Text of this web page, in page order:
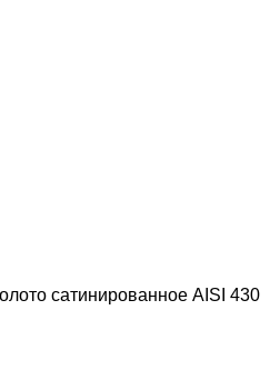
сатинированное AISI 430